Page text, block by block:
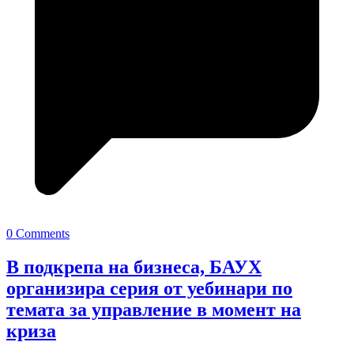
0 Comments
В подкрепа на бизнеса, БАУХ
организира серия от уебинари по
темата за управление в момент на
криза